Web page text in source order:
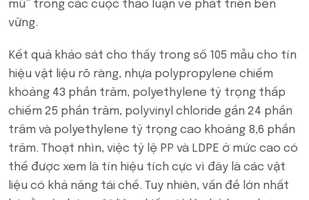
mù” trong các cuộc thảo luận về phát triển bền
vững.
Kết quả khảo sát cho thấy trong số 105 mẫu cho tín
hiệu vật liệu rõ ràng, nhựa polypropylene chiếm
khoảng 43 phần trăm, polyethylene tỷ trọng thấp
chiếm 25 phần trăm, polyvinyl chloride gần 24 phần
trăm và polyethylene tỷ trọng cao khoảng 8,6 phần
trăm. Thoạt nhìn, việc tỷ lệ PP và LDPE ở mức cao có
thể được xem là tín hiệu tích cực vì đây là các vật
liệu có khả năng tái chế. Tuy nhiên, vấn đề lớn nhất